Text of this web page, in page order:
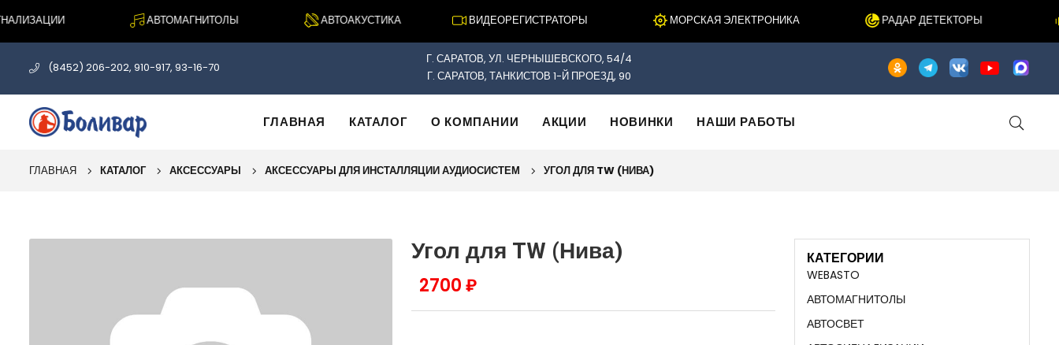
АВТОМАГНИТОЛЫ АВТОАКУСТИКА ВИДЕОРЕГИСТРАТОРЫ МОРСКАЯ ЭЛЕКТРОНИКА РАДАР ДЕТЕКТОРЫ
(8452) 206-202, 910-917, 93-16-70
Г. САРАТОВ, УЛ. ЧЕРНЫШЕВСКОГО, 54/4
Г. САРАТОВ, ТАНКИСТОВ 1-Й ПРОЕЗД, 90
ГЛАВНАЯ КАТАЛОГ О КОМПАНИИ АКЦИИ НОВИНКИ НАШИ РАБОТЫ
ГЛАВНАЯ КАТАЛОГ АКСЕССУАРЫ АКСЕССУАРЫ ДЛЯ ИНСТАЛЛЯЦИИ АУДИОСИСТЕМ УГОЛ ДЛЯ TW (НИВА)
Угол для TW (Нива)
2700 ₽
КАТЕГОРИИ
WEBASTO
АВТОМАГНИТОЛЫ
АВТОСВЕТ